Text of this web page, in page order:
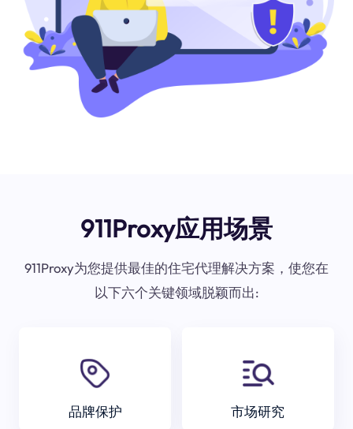
911Proxy应用场景
911Proxy为您提供最佳的住宅代理解决方案，使您在
以下六个关键领域脱颖而出:
品牌保护 市场研究